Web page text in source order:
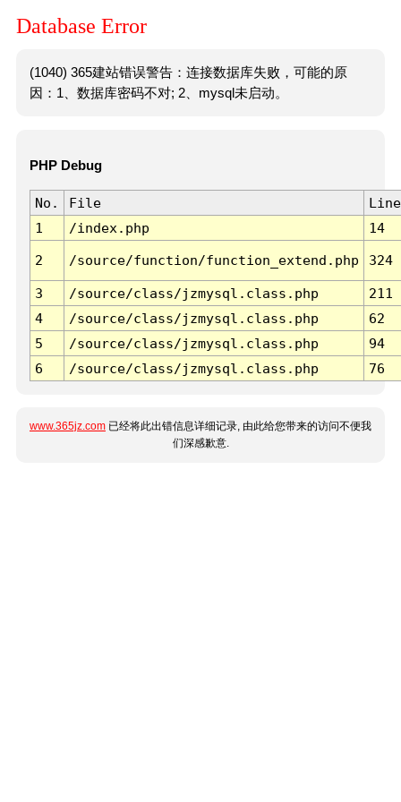
Database Error
(1040) 365建站错误警告：连接数据库失败，可能的原
因：1、数据库密码不对; 2、mysql未启动。
PHP Debug
No. File
Line
1
/index.php 14
2 /source/function/function_extend.php 324
3 /source/class/jzmysql.class.php
211
4
/source/class/jzmysql.class.php
62
5
/source/class/jzmysql.class.php
94
6
/source/class/jzmysql.class.php 76
www.365jz.com 已经将此出错信息详细记录, 由此给您带来的访问不便我
们深感歉意.